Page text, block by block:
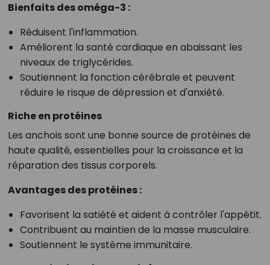
Bienfaits des oméga-3 :
Réduisent l'inflammation.
Améliorent la santé cardiaque en abaissant les
niveaux de triglycérides.
Soutiennent la fonction cérébrale et peuvent
réduire le risque de dépression et d'anxiété.
Riche en protéines
Les anchois sont une bonne source de protéines de
haute qualité, essentielles pour la croissance et la
réparation des tissus corporels.
Avantages des protéines :
Favorisent la satiété et aident à contrôler l'appétit.
Contribuent au maintien de la masse musculaire.
Soutiennent le système immunitaire.